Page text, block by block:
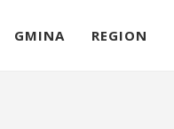
GMINA REGION